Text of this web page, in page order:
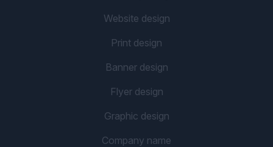
Website design
Print design
Banner design
Flyer design
Graphic design
Company name